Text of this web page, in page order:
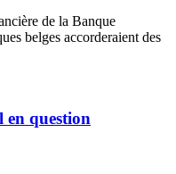
de la Banque
belges accorderaient des
en question